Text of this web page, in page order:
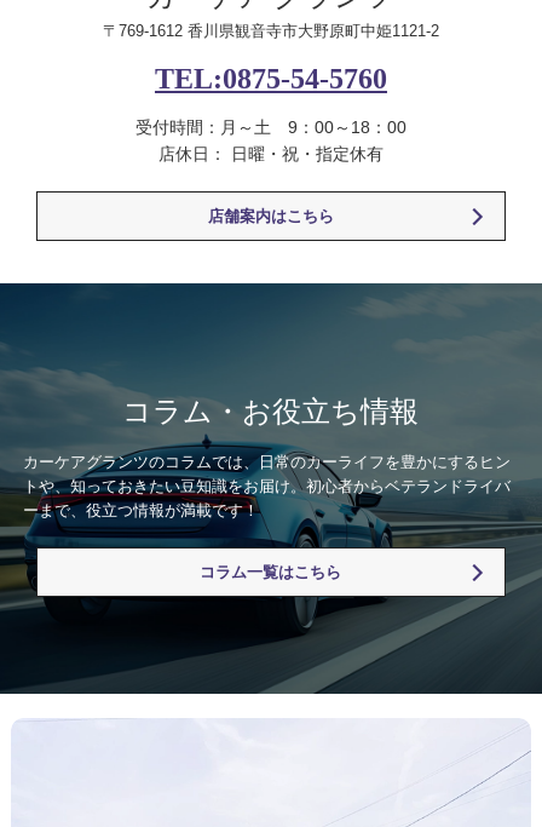
〒769-1612 香川県観音寺市大野原町中姫1121-2
TEL:0875-54-5760
受付時間：月～土 9：00～18：00
店休日： 日曜・祝・指定休有
店舗案内はこちら
コラム・お役立ち情報
カーケアグランツのコラムでは、日常のカーライフを豊かにするヒン
トや、知っておきたい豆知識をお届け。初心者からベテランドライバ
ーまで、役立つ情報が満載です！
コラム一覧はこちら